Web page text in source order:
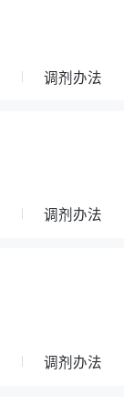
调剂办法
调剂办法
调剂办法